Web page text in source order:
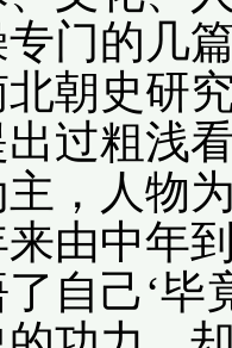
门的几
朝史研
过粗浅
，人物
由中年
自己‘毕